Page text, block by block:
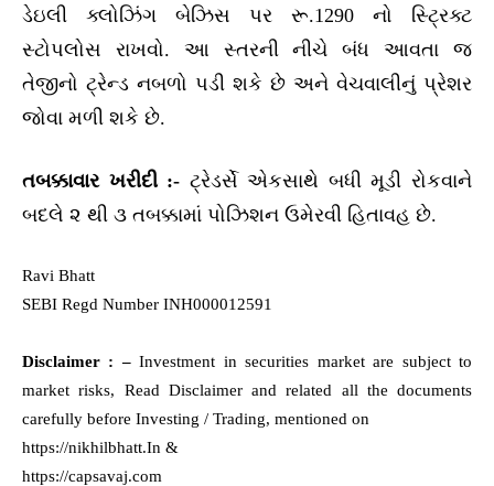
ડેઇલી ક્લોઝિંગ બેઝિસ પર રૂ.1290 નો સ્ટ્રિક્ટ
સ્ટોપલોસ રાખવો. આ સ્તરની નીચે બંધ આવતા જ
તેજીનો ટ્રેન્ડ નબળો પડી શકે છે અને વેચવાલીનું પ્રેશર
જોવા મળી શકે છે.
તબક્કાવાર ખરીદી :- ટ્રેડર્સે એકસાથે બધી મૂડી રોકવાને
બદલે ૨ થી ૩ તબક્કામાં પોઝિશન ઉમેરવી હિતાવહ છે.
Ravi Bhatt
SEBI Regd Number INH000012591
Disclaimer : –Investment in securities market are subject to
market risks, Read Disclaimer and related all the documents
carefully before Investing / Trading, mentioned on
https://nikhilbhatt.In &
https://capsavaj.com